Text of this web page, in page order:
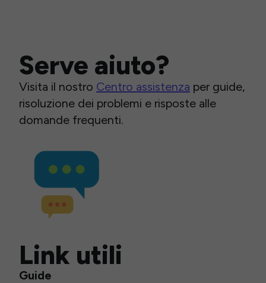
Serve aiuto?
Visita il nostro Centro assistenza per guide,
risoluzione dei problemi e risposte alle
domande frequenti.
Link utili
Guide